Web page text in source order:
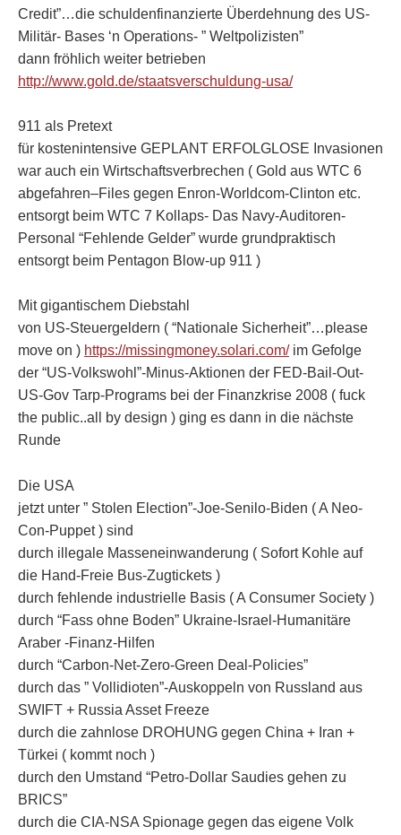
Credit”…die schuldenfinanzierte Überdehnung des US-
Militär- Bases ‘n Operations- ” Weltpolizisten”
dann fröhlich weiter betrieben
http://www.gold.de/staatsverschuldung-usa/
911 als Pretext
für kostenintensive GEPLANT ERFOLGLOSE Invasionen
war auch ein Wirtschaftsverbrechen ( Gold aus WTC 6
abgefahren–Files gegen Enron-Worldcom-Clinton etc.
entsorgt beim WTC 7 Kollaps- Das Navy-Auditoren-
Personal “Fehlende Gelder” wurde grundpraktisch
entsorgt beim Pentagon Blow-up 911 )
Mit gigantischem Diebstahl
von US-Steuergeldern ( “Nationale Sicherheit”…please
move on ) https://missingmoney.solari.com/im Gefolge
der “US-Volkswohl”-Minus-Aktionen der FED-Bail-Out-
US-Gov Tarp-Programs bei der Finanzkrise 2008 ( fuck
the public..all by design ) ging es dann in die nächste
Runde
Die USA
jetzt unter ” Stolen Election”-Joe-Senilo-Biden ( A Neo-
Con-Puppet ) sind
durch illegale Masseneinwanderung ( Sofort Kohle auf
die Hand-Freie Bus-Zugtickets )
durch fehlende industrielle Basis ( A Consumer Society )
durch “Fass ohne Boden” Ukraine-Israel-Humanitäre
Araber -Finanz-Hilfen
durch “Carbon-Net-Zero-Green Deal-Policies”
durch das ” Vollidioten”-Auskoppeln von Russland aus
SWIFT + Russia Asset Freeze
durch die zahnlose DROHUNG gegen China + Iran +
Türkei ( kommt noch )
durch den Umstand “Petro-Dollar Saudies gehen zu
BRICS”
durch die CIA-NSA Spionage gegen das eigene Volk